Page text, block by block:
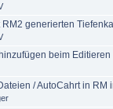
generierten
beim
/ AutoCahrt in RM